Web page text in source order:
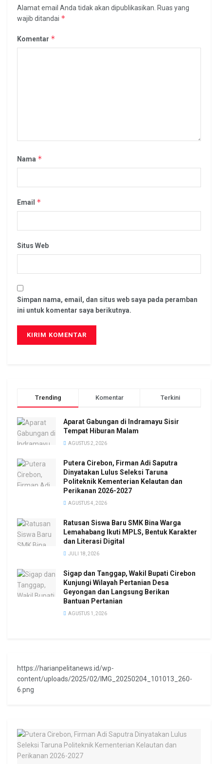
Alamat email Anda tidak akan dipublikasikan. Ruas yang
wajib ditandai *
Komentar *
Nama *
Email *
Situs Web
Simpan nama, email, dan situs web saya pada peramban
ini untuk komentar saya berikutnya.
Trending Komentar Terkini
Aparat Gabungan di Indramayu Sisir
Tempat Hiburan Malam
AGUSTUS 2, 2026
Putera Cirebon, Firman Adi Saputra
Dinyatakan Lulus Seleksi Taruna
Politeknik Kementerian Kelautan dan
Perikanan 2026-2027
AGUSTUS 4, 2026
Ratusan Siswa Baru SMK Bina Warga
Lemahabang Ikuti MPLS, Bentuk Karakter
dan Literasi Digital
JULI 18, 2026
Sigap dan Tanggap, Wakil Bupati Cirebon
Kunjungi Wilayah Pertanian Desa
Geyongan dan Langsung Berikan
Bantuan Pertanian
AGUSTUS 1, 2026
https://harianpelitanews.id/wp-
content/uploads/2025/02/IMG_20250204_101013_260-
6.png